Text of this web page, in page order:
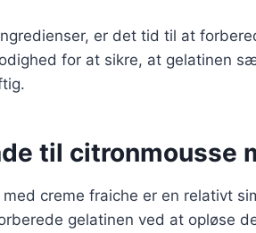
er det tid til at
for at sikre, at gelatinen
til citronmousse
creme fraiche er en relativt
gelatinen ved at opløse